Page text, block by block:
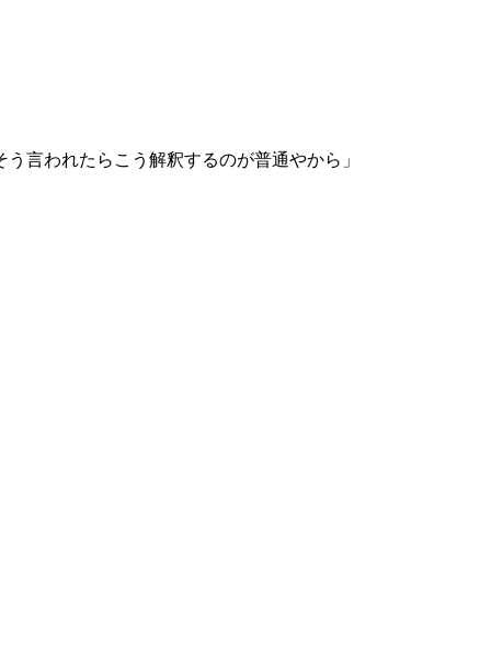
言われたらこう解釈するのが普通やから」